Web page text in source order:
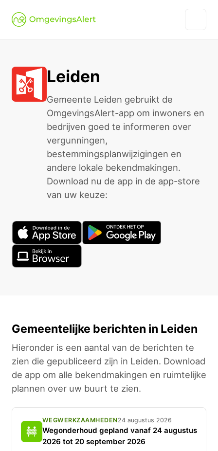
Leiden
Gemeente Leiden gebruikt de
OmgevingsAlert-app om inwoners en
bedrijven goed te informeren over
vergunningen,
bestemmingsplanwijzigingen en
andere lokale bekendmakingen.
Download nu de app in de app-store
van uw keuze:
Gemeentelijke berichten in Leiden
Hieronder is een aantal van de berichten te
zien die gepubliceerd zijn in Leiden. Download
de app om alle bekendmakingen en ruimtelijke
plannen over uw buurt te zien.
WEGWERKZAAMHEDEN24 augustus 2026
Wegonderhoud gepland vanaf 24 augustus
2026 tot 20 september 2026